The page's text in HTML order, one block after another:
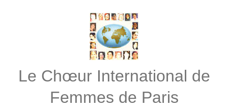
Le Chœur International de
Femmes de Paris